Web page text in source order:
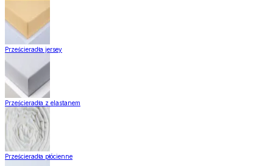
Prześcieradła jersey
Prześcieradła z elastanem
Prześcieradła płócienne